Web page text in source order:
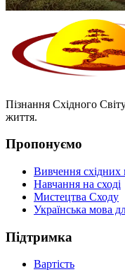
Пізнання Східного
життя.
Пропонуємо
Вивчення східних
Навчання на сході
Мистецтва Сходу
Українська мова
Підтримка
Вартість